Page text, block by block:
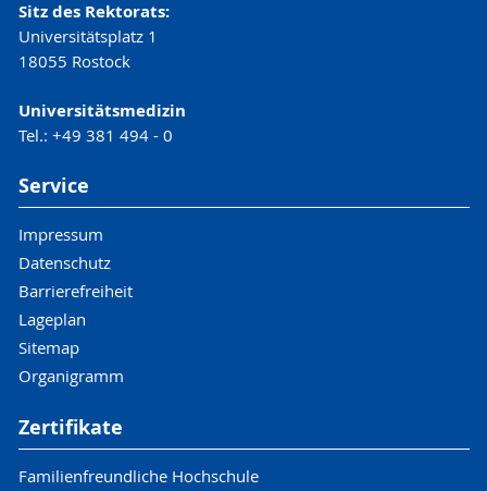
Sitz des Rektorats:
Universitätsplatz 1
18055 Rostock
Universitätsmedizin
Tel.: +49 381 494 - 0
Service
Impressum
Datenschutz
Barrierefreiheit
Lageplan
Sitemap
Organigramm
Zertifikate
Familienfreundliche Hochschule